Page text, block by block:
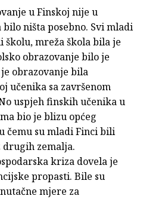
u Finskoj nije u
ništa posebno. Svi mladi
školu, mreža škola bila je
obrazovanje bilo je
obrazovanje bila
učenika sa završenom
uspjeh finskih učenika u
bio je blizu općeg
čemu su mladi Finci bili
drugih zemalja.
kriza dovela je
propasti. Bile su
mjere za